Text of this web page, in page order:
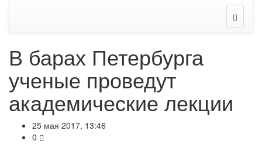
В барах Петербурга
ученые проведут
академические лекции
25 мая 2017, 13:46
0